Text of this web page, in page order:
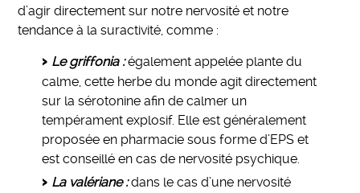
d’agir directement sur notre nervosité et notre
tendance à la suractivité, comme :
Le griffonia :également appelée plante du
calme, cette herbe du monde agit directement
sur la sérotonine afin de calmer un
tempérament explosif. Elle est généralement
proposée en pharmacie sous forme d’EPS et
est conseillé en cas de nervosité psychique.
La valériane :dans le cas d’une nervosité